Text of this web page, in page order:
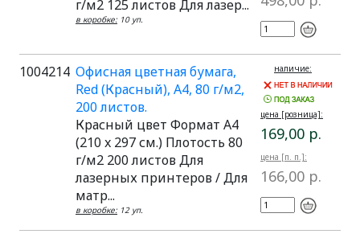
г/м2 125 листов Для лазер...
в коробке: 10 уп.
1004214 Офисная цветная бумага,
Red (Красный), A4, 80 г/м2,
200 листов.
Красный цвет Формат A4
(210 x 297 см.) Плотость 80
г/м2 200 листов Для
лазерных принтеров / Для
матр...
в коробке: 12 уп.
наличие:
цена [розница]:
169,00 р.
цена [п. п.]:
166,00 р.